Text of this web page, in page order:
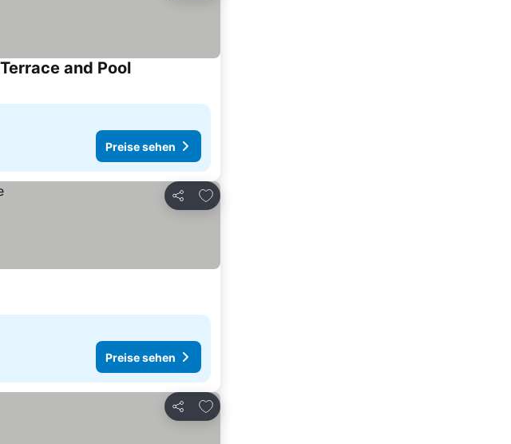
and PoolPreise sehen
Preise sehen
Teilen
Zu Favoriten hinzufügen
Preise sehen
Teilen
Zu Favoriten hinzufügen